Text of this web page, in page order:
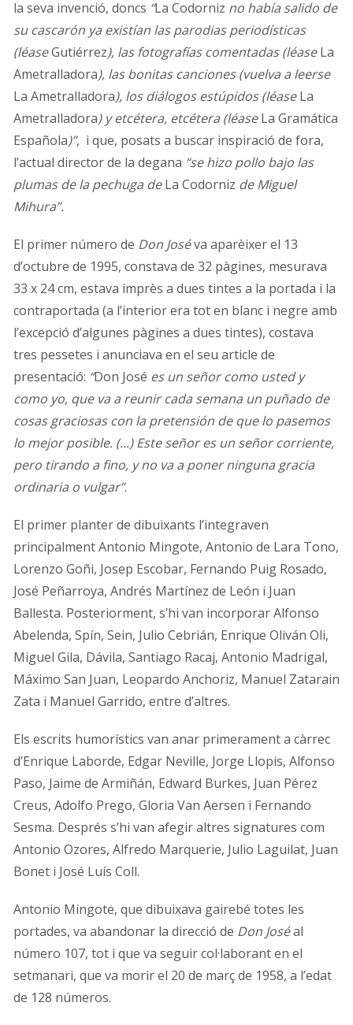
la seva invenció, doncs “La Codorniz no había salido de
su cascarón ya existían las parodias periodísticas
(léaseGutiérrez), las fotografías comentadas (léaseLa
Ametralladora), las bonitas canciones (vuelva a leerse
La Ametralladora), los diálogos estúpidos (léaseLa
Ametralladora) y etcétera, etcétera (léaseLa Gramática
Española)”, i que, posats a buscar inspiració de fora,
l’actual director de la degana “se hizo pollo bajo las
plumas de la pechuga deLa Codorniz de Miguel
Mihura”.
El primer número de Don Joséva aparèixer el 13
d’octubre de 1995, constava de 32 pàgines, mesurava
33 x 24 cm, estava imprès a dues tintes a la portada i la
contraportada (a l’interior era tot en blanc i negre amb
l’excepció d’algunes pàgines a dues tintes), costava
tres pessetes i anunciava en el seu article de
presentació: “Don José es un señor como usted y
como yo, que va a reunir cada semana un puñado de
cosas graciosas con la pretensión de que lo pasemos
lo mejor posible. (...) Este señor es un señor corriente,
pero tirando a fino, y no va a poner ninguna gracia
ordinaria o vulgar”.
El primer planter de dibuixants l’integraven
principalment Antonio Mingote, Antonio de Lara Tono,
Lorenzo Goñi, Josep Escobar, Fernando Puig Rosado,
José Peñarroya, Andrés Martínez de León i Juan
Ballesta. Posteriorment, s’hi van incorporar Alfonso
Abelenda, Spín, Sein, Julio Cebrián, Enrique Oliván Oli,
Miguel Gila, Dávila, Santiago Racaj, Antonio Madrigal,
Máximo San Juan, Leopardo Anchoriz, Manuel Zatarain
Zata i Manuel Garrido, entre d’altres.
Els escrits humorístics van anar primerament a càrrec
d’Enrique Laborde, Edgar Neville, Jorge Llopis, Alfonso
Paso, Jaime de Armiñán, Edward Burkes, Juan Pérez
Creus, Adolfo Prego, Gloria Van Aersen i Fernando
Sesma. Després s’hi van afegir altres signatures com
Antonio Ozores, Alfredo Marquerie, Julio Laguilat, Juan
Bonet i José Luís Coll.
Antonio Mingote, que dibuixava gairebé totes les
portades, va abandonar la direcció de Don Joséal
número 107, tot i que va seguir col·laborant en el
setmanari, que va morir el 20 de març de 1958, a l’edat
de 128 números.